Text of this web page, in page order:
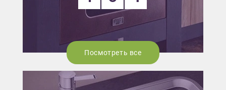
Посмотреть все